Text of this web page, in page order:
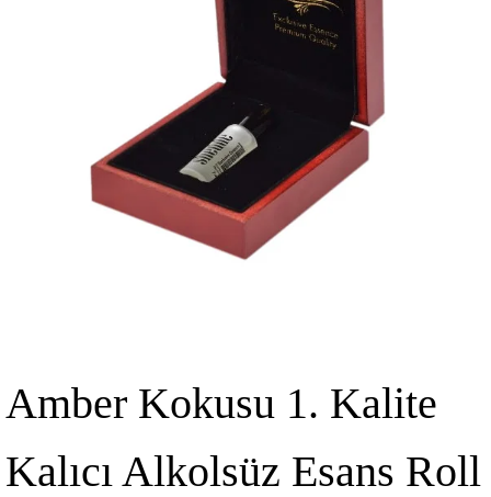
Amber Kokusu 1. Kalite
Kalıcı Alkolsüz Esans Roll